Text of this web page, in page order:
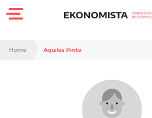
Finanças Pessoais
Home Aquiles Pinto